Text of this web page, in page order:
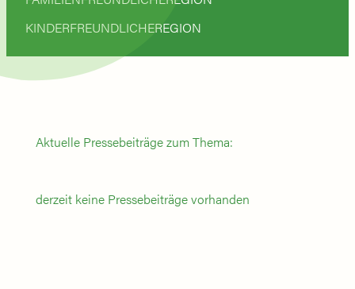
KINDERFREUNDLICHEREGION
Aktuelle Pressebeiträge zum Thema:
derzeit keine Pressebeiträge vorhanden